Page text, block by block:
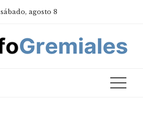
sábado, agosto 8